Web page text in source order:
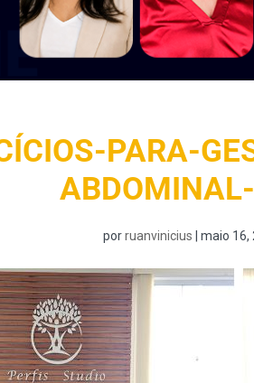
PARA-
porruanvinicius |maio 16,